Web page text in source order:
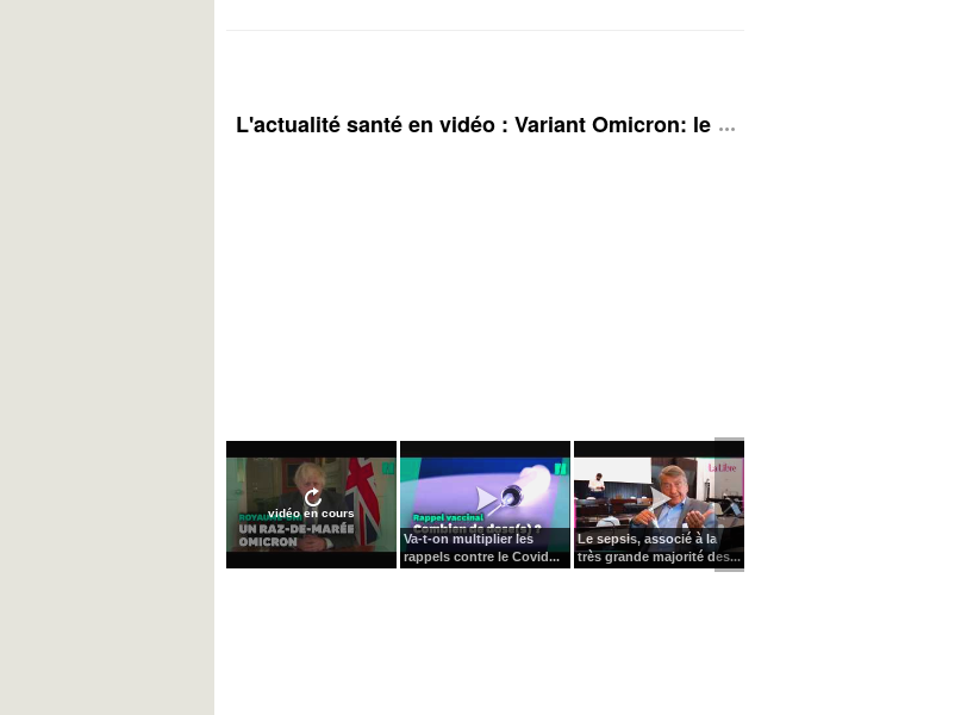
L'actualité santé en vidéo : Variant Omicron: le Royaume-Uni
vidéo en cours
Va-t-on multiplier les
rappels contre le Covid...
Le sepsis, associé à la
très grande majorité des...